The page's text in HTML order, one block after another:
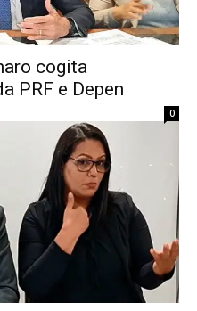
cogita
PRF e Depen
0